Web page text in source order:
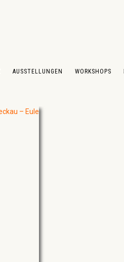
AUSSTELLUNGEN WORKSHOPS